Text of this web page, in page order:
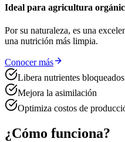
Ideal para agricultura
Por su naturaleza, es una
una nutrición más limpia.
Conocer más
Libera nutrientes bloqueados
Mejora la asimilación
Optimiza costos de
¿Cómo funciona?